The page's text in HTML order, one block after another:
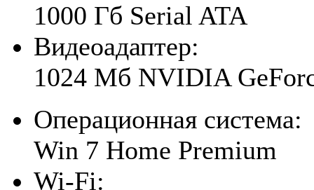
1000 Гб Serial ATA
Видеоадаптер:
1024 Мб NVIDIA
Операционная система:
Win 7 Home Premium
Wi-Fi: